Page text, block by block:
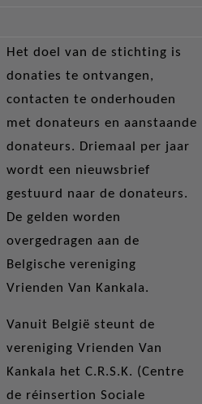
Het doel van de stichting is
donaties te ontvangen,
contacten te onderhouden
met donateurs en aanstaande
donateurs. Driemaal per jaar
wordt een nieuwsbrief
gestuurd naar de donateurs.
De gelden worden
overgedragen aan de
Belgische vereniging
Vrienden Van Kankala.
Vanuit België steunt de
vereniging Vrienden Van
Kankala het C.R.S.K. (Centre
de réinsertion Sociale